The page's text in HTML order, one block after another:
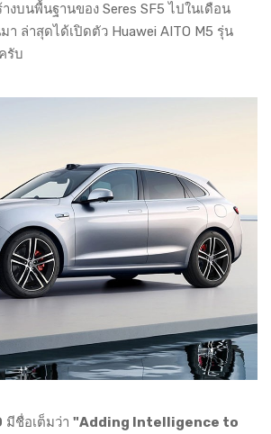
งบนพื้นฐานของ Seres SF5 ไปในเดือน
า ล่าสุดได้เปิดตัว Huawei AITO M5 รุ่น
รับ
มีชื่อเต็มว่า "Adding Intelligence to